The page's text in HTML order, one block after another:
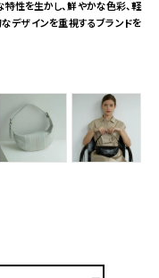
特性を生かし、鮮やかな色彩、軽
デザインを重視するブランドを